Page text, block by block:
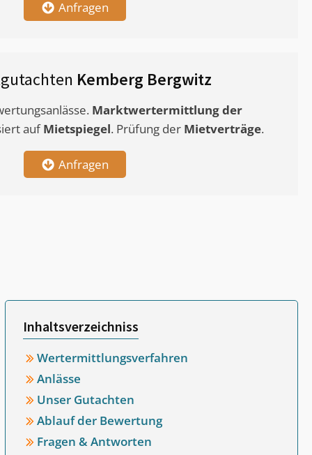
Anfragen
Kemberg Bergwitz
Marktwertermittlungder
aufMietspiegel. Prüfung der Mietverträge.
Anfragen
Inhaltsverzeichniss
Wertermittlungsverfahren
Anlässe
Unser Gutachten
Ablauf der Bewertung
Fragen & Antworten